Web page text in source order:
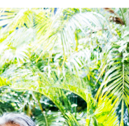
ービ設立。大阪市立
持つナポリのピッツェ
食店を経営。著書に
出書房新社）、『日
）など。2012年、好
トウヒロヒサの眠り
ソナリティを務める。